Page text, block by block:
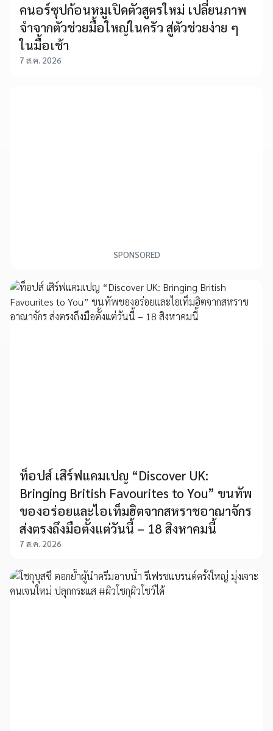
คนอร์ซุปก้อนหมูเปิดตัวสูตรใหม่ เปลี่ยนภาพ
จำจากตัวช่วยมื้อใหญ่ในครัว สู่ตัวช่วยง่าย ๆ
ในมื้อเช้า
7 ส.ค. 2026
SPONSORED
ท็อปส์ เสิร์ฟแคมเปญ “Discover UK:
Bringing British Favourites to You” ขนทัพ
ของอร่อยและไอเท็มฮิตจากสหราชอาณาจักร
ส่งตรงถึงมือตั้งแต่วันนี้ – 18 สิงหาคมนี้
7 ส.ค. 2026